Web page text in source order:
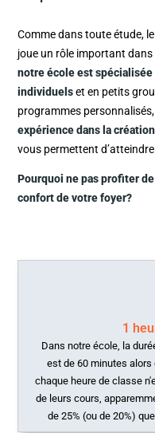
Comme dans toute étude,
joue un rôle important
notre école est
individuelset en petits
programmes personnalisés,
expérience dans la
vous permettent
Pourquoi ne pas profiter
confort de votre foyer?
1
Dans notre école, la
est de 60 minutes alors
chaque heure de classe
de leurs cours,
de 25% (ou de 20%)